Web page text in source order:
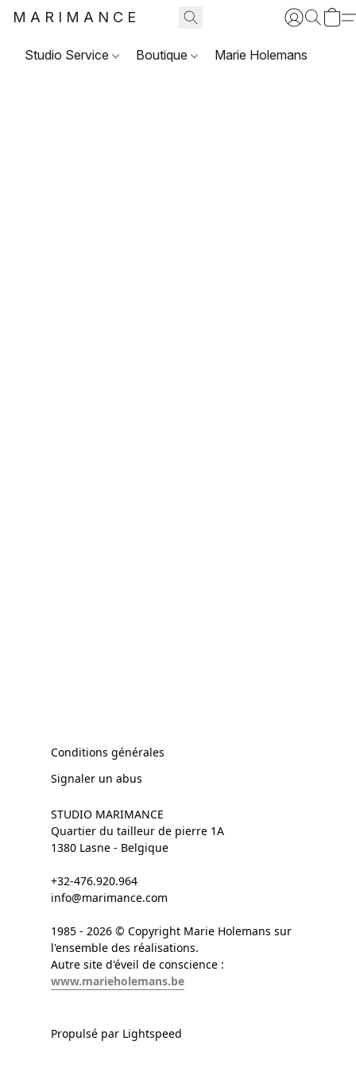
MARIMANCE
Studio Service Boutique Marie Holemans
Conditions générales
Signaler un abus
STUDIO MARIMANCE
Quartier du tailleur de pierre 1A
1380 Lasne - Belgique
+32-476.920.964
info@marimance.com
1985 - 2026 © Copyright Marie Holemans sur
l'ensemble des réalisations.
Autre site d'éveil de conscience :
www.marieholemans.be
Propulsé par Lightspeed